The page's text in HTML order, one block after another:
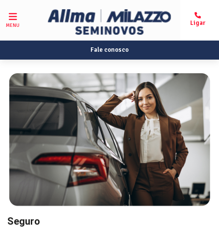
MENU
Fale conosco
Seguro